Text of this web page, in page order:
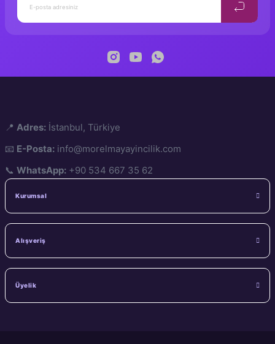
5, 5-6, 6, Okul Öncesi
Yayıncı
📍 Adres: İstanbul, Türkiye
📧 E-Posta: info@morelmayayincilik.com
📞 WhatsApp: +90 534 667 35 62
Kurumsal
Alışveriş
Üyelik